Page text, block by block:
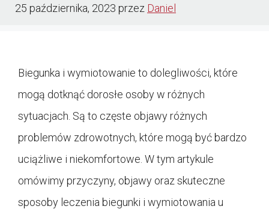
25 października, 2023 przez Daniel
Biegunka i wymiotowanie to dolegliwości, które
mogą dotknąć dorosłe osoby w różnych
sytuacjach. Są to częste objawy różnych
problemów zdrowotnych, które mogą być bardzo
uciążliwe i niekomfortowe. W tym artykule
omówimy przyczyny, objawy oraz skuteczne
sposoby leczenia biegunki i wymiotowania u